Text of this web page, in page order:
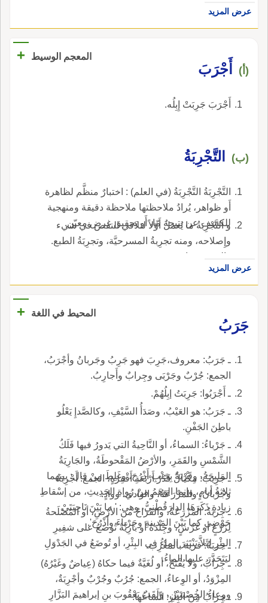
عرض المزيد
المعجم الوسيط +
(أ) أَجْرَبَ
أَجْرَبَ جَرِبَتْ إِبِلُه.
(ب) التَّجْرِبَةُ
التَّجْرِبَةُ التَّجْرِبَةُ (في العلم) : اختبارٌ منظَّم لظاهرة
أَو ظواهر، يُرادُ ملاحظتها ملاحظة دقيقة ومنهجية
للكشف عن نتيجة مّا، أَو تحقيق غرض معيّن.
و التَّجْرِبَةُ ما يُعملُ أَوّلاً لتلافي النقص في شيء
وإِصلاحه، ومنه تجرِبةُ المسرحيَّة، وتجرِبَةُ الطبع.
والجمع : تجارِب.
عرض المزيد
المحيط في اللغة
+
جَرَبُ
ـ جَرَبُ: معروف،جَرِبَ فهو جَرِبُ وجَربانُ وأجْرَبُ،
الجمع: جُرْبٌ وجَرْبَى وجِرابٌ وأَجارِبُ.
ـ أَجْرَبُوا: جَرِبَتُ إبِلُهُمْ.
ـ جَرَبُ: هو العَيْبُ، وصَدَأُ السَّيْفِ، وكالصَّدإِ يَعْلُو
باطِنَ الجَفْنِ.
ـ جَرْباءُ: السماءُ، أو النَّاحِيةُ التي يَدورُ فيها فَلَكُ
الشَّمْسِ والقَمَرِ، والأرْضُ المَقْحوطَةُ، والجَارِيَةُ
المَليحَةُ، وقَرْيَةٌ بِجَنْبِ أَذْرُحَ، وغَلِطَ مِنْ قال: بينهما
ثلاثةُ أيامٍ، وإنما الوَهَمُ مِنْ رُواةِ الحَدِيثِ، من إسْقاطِ
زيادةٍ ذَكَرَهَا الدارَقُطْنِيُّ، وهي: ' ما بَيْنَ نَاحِيَتَيْ
حَوْضِي كما بَيْنَ المَدينةِ وجَرْباءَ وأَذْرُحَ'.
ـ جَرِيبُ: مِكْيَالٌ قَدْرُ أَرْبَعَةِ أَقْفِزَةٍ، الجمع: أَجْرِبَةٌ
وجُرْبانٌ، والمَزْرَعَةُ، والوادي، ووادٍ.
ـ جِربَةُ: المَزْرَعَةُ، والقَرَاحُ من الأرْضِ، أو المُصْلَحةُ
لِزَرْعٍ أو غَرْسٍ، وجِلْدَةٌ أو بارِيَّةٌ تُوضَعُ على شفِيرِ
البِئْرِ لِئَلاَّ يَنْتَثِرَ الماءُ في البِئْرِ، أو تُوضَعُ في الجَدْوَلِ
ليَتَحَدَّرَ عليها الماءُ.
ـ جَربَةُ: قرية بالمَغْرِب.
ـ جِرابُ، ولا يُفْتَحُ، أو لُغَيَّةٌ فيما حكاهُ (عِياضٌ وغَيْرُهُ)
المِزْوَدُ، أو الوِعاءُ، الجمع: جُرُبٌ وجُرْبٌ وأجْرِبَةٌ،
ووِعاءُ الخُصْيَتَيْنِ، ولَقَبُ يَعْقُوبَ بنِ إبراهيمَ البَزَّارِ
ـ جِرابُ مِنَ البِئْرِ: اتِّساعُها.